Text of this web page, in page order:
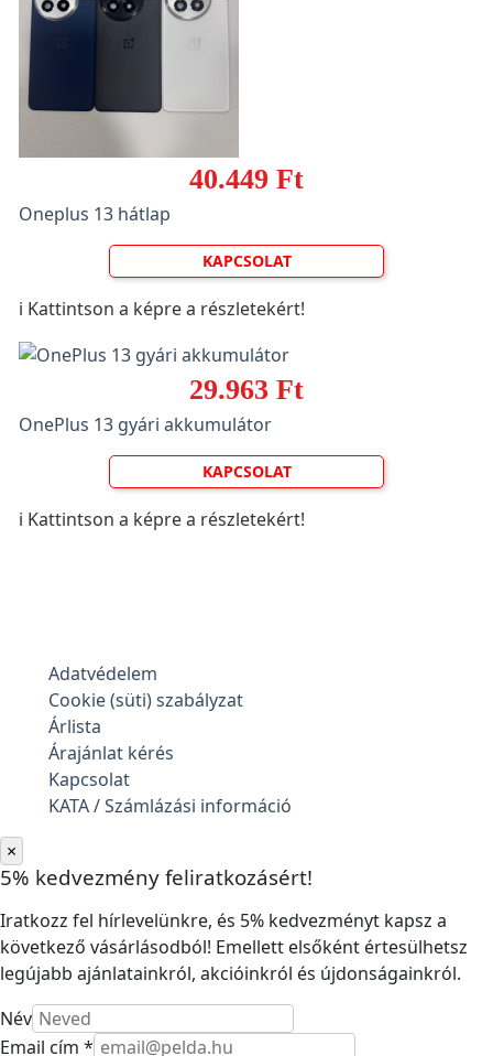
40.449 Ft
Oneplus 13 hátlap
KAPCSOLAT
ℹ️ Kattintson a képre a részletekért!
29.963 Ft
OnePlus 13 gyári akkumulátor
KAPCSOLAT
ℹ️ Kattintson a képre a részletekért!
Adatvédelem
Cookie (süti) szabályzat
Árlista
Árajánlat kérés
Kapcsolat
KATA / Számlázási információ
×
5% kedvezmény feliratkozásért!
Iratkozz fel hírlevelünkre, és 5% kedvezményt kapsz a
következő vásárlásodból! Emellett elsőként értesülhetsz
legújabb ajánlatainkról, akcióinkról és újdonságainkról.
Név
Email cím *